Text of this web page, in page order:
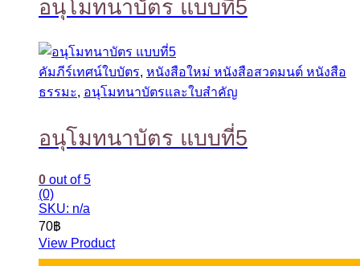
อนุโมทนาบัตร แบบที่5
คัมภีร์เทศน์ใบบัตร, หนังสือใหม่ หนังสือสวดมนต์ หนังสือ
ธรรมะ, อนุโมทนาบัตรและใบสำคัญ
อนุโมทนาบัตร แบบที่5
0 out of 5
(0)
SKU: n/a
70฿
View Product